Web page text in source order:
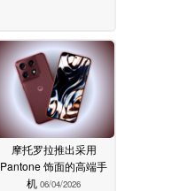
摩托罗拉推出采用
Pantone 饰面的高端手
机 06/04/2026